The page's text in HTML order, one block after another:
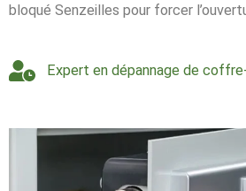
bloqué Senzeilles pour forcer
Expert en dépannage de